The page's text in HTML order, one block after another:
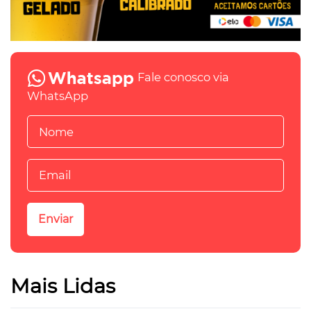
Fale conosco via
WhatsApp
Mais Lidas